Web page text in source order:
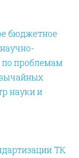
бюджетное
по проблемам
науки и
ТК